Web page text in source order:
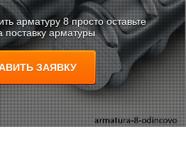
арматуру 8 просто оставьте
поставку арматуры
ЗАЯВКУ